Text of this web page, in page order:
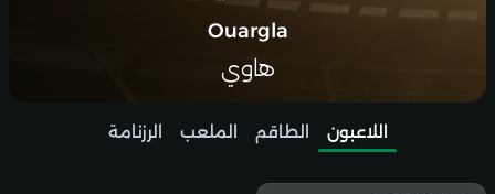
Ouargla
هاوي
اللاعبون الطاقم الملعب الرزنامة